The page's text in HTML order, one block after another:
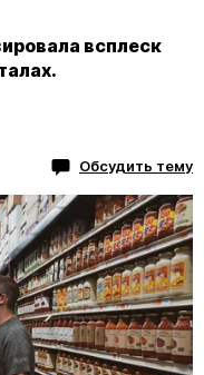
всплеск
Обсудить тему